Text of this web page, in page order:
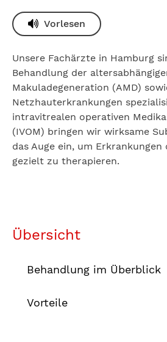
Vorlesen
Unsere Fachärzte in Hamburg
Behandlung der
Makuladegeneration (AMD)
Netzhauterkrankungen
intravitrealen operativen
(IVOM) bringen wir wirksame
das Auge ein, um
gezielt zu therapieren.
Übersicht
Behandlung im Überblick
Vorteile